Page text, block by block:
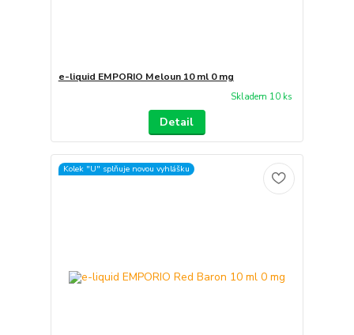
e-liquid EMPORIO Meloun 10 ml 0 mg
Skladem 10 ks
Detail
Kolek "U" splňuje novou vyhlášku